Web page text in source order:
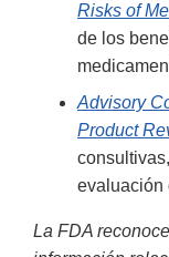
Risks of
de los
Advisory
Product
evaluación
La FDA